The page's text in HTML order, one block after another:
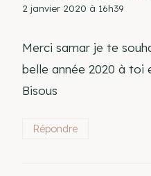
2 janvier 2020 à 16h39
Merci samar je te
belle année 2020 à toi
Bisous
Répondre